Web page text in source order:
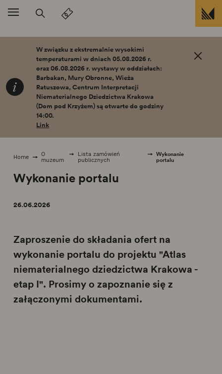
Przejdź do treści
W związku z ekstremalnie wysokimi
temperaturami w dniach 05.08.2026 r.
oraz 06.08.2026 r. wystawy w oddziałach:
Barbakan, Mury Obronne, Wieża
Ratuszowa, Centrum Interpretacji
Niematerialnego Dziedzictwa Krakowa
(Dom pod Krzyżem) są otwarte do godziny
14:00.
Link
Home
O
muzeum
Lista zamówień
publicznych
Wykonanie
portalu
Wykonanie portalu
26.06.2026
Zaproszenie do składania ofert na
wykonanie portalu do projektu "Atlas
niematerialnego dziedzictwa Krakowa -
etap I". Prosimy o zapoznanie się z
załączonymi dokumentami.